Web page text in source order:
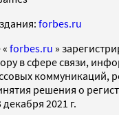
forbes.ru
forbes.ru »
в сфере связи,
коммуникаций,
решения о
2021 г.